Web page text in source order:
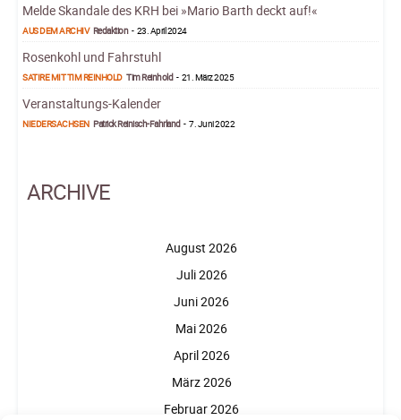
Melde Skandale des KRH bei »Mario Barth deckt auf!«
AUS DEM ARCHIV Redaktion - 23. April 2024
Rosenkohl und Fahrstuhl
SATIRE MIT TIM REINHOLD Tim Reinhold - 21. März 2025
Veranstaltungs-Kalender
NIEDERSACHSEN Patrick Reinisch-Fahrland - 7. Juni 2022
ARCHIVE
August 2026
Juli 2026
Juni 2026
Mai 2026
April 2026
März 2026
Februar 2026